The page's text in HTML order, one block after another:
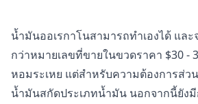
น้ำมันออเรกาโนสามารถทำเองได้ แล
กว่าหมายเลขที่ขายในขวดราคา $30 -
หอมระเหย แต่สำหรับความต้องการส่ว
น้ำมันสกัดประเภทน้ำมัน นอกจากนี้ยังมี